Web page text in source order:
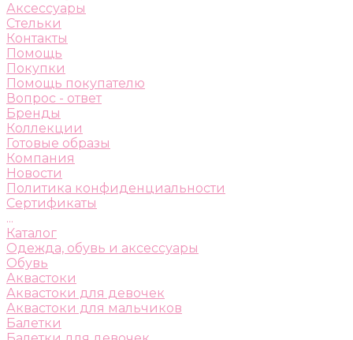
Аксессуары
Стельки
Контакты
Помощь
Покупки
Помощь покупателю
Вопрос - ответ
Бренды
Коллекции
Готовые образы
Компания
Новости
Политика конфиденциальности
Сертификаты
...
Каталог
Одежда, обувь и аксессуары
Обувь
Аквастоки
Аквастоки для девочек
Аквастоки для мальчиков
Балетки